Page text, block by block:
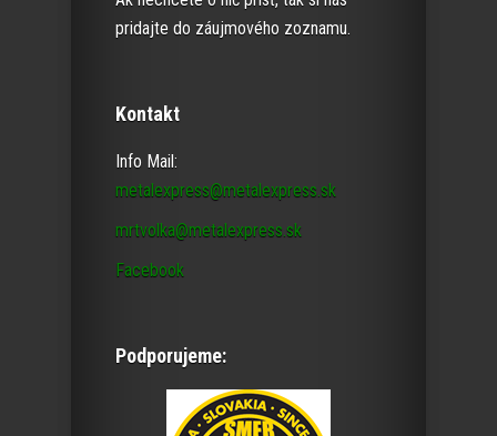
pridajte do záujmového zoznamu.
Kontakt
Info Mail:
metalexpress@metalexpress.sk
mrtvolka@metalexpress.sk
Facebook
Podporujeme: